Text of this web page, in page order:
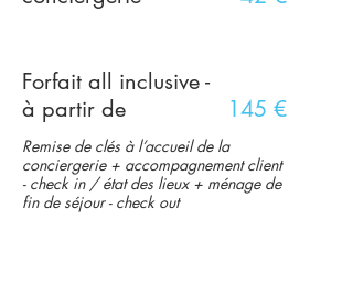
Forfait all inclusive -
à partir de
Remise de clés à l’accueil de la
conciergerie + accompagnement client
- check in / état des lieux + ménage de
fin de séjour - check out
145 €